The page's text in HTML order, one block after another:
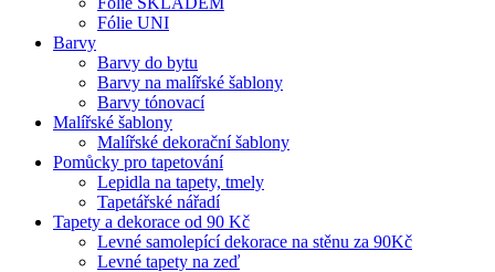
Fólie UNI
Barvy
Barvy do bytu
Barvy na malířské šablony
Barvy tónovací
Malířské šablony
Malířské dekorační šablony
Pomůcky pro tapetování
Lepidla na tapety, tmely
Tapetářské nářadí
Tapety a dekorace od 90 Kč
Levné samolepící dekorace na stěnu za 90Kč
Levné tapety na zeď